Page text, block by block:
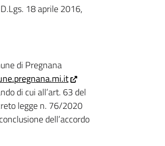
18 aprile 2016,
di Pregnana
di cui all’art. 63 del
legge n. 76/2020
dell’accordo